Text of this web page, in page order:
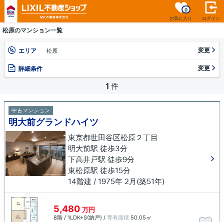
お気に入り
0
ログイン
松原のマンション一覧
エリア 松原 変更
詳細条件 変更
1 件
中古マンション
明大前グランドハイツ
東京都世田谷区松原２丁目
明大前駅 徒歩3分
下高井戸駅 徒歩9分
東松原駅 徒歩15分
14階建 / 1975年 2月(築51年)
5,480 万円
8階 / 1LDK+S(納戸) / 専有面積 50.05㎡